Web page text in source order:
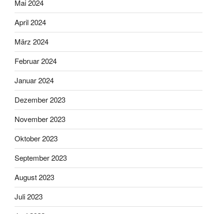
Mai 2024
April 2024
März 2024
Februar 2024
Januar 2024
Dezember 2023
November 2023
Oktober 2023
September 2023
August 2023
Juli 2023